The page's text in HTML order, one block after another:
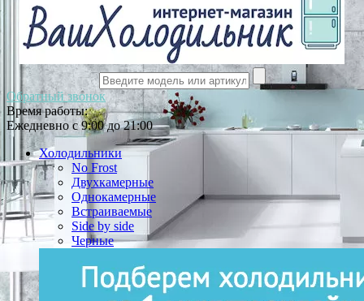
Обратный звонок
Время работы:
Ежедневно с 9:00 до 21:00
Холодильники
No Frost
Двухкамерные
Однокамерные
Встраиваемые
Side by side
Черные